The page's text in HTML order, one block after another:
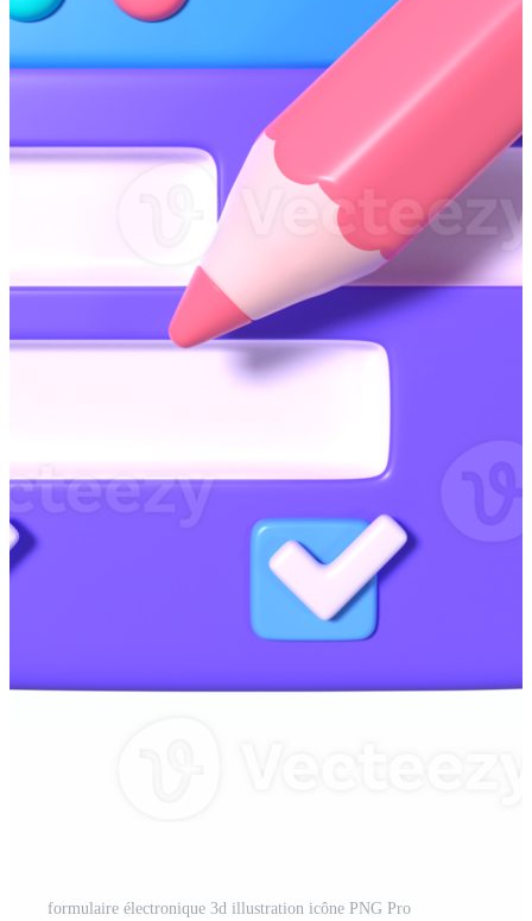
formulaire électronique 3d illustration icône PNG Pro